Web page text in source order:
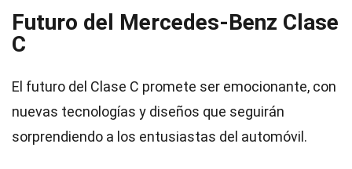
Futuro del Mercedes-Benz Clase
C
El futuro del Clase C promete ser emocionante, con
nuevas tecnologías y diseños que seguirán
sorprendiendo a los entusiastas del automóvil.